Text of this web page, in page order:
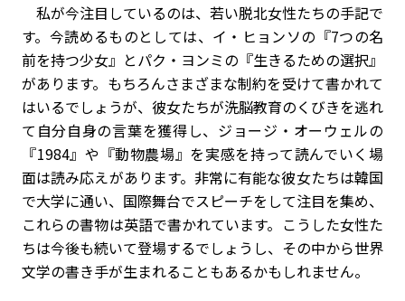
私が今注目しているのは、若い脱北女性たちの手記で
す。今読めるものとしては、イ・ヒョンソの『7つの名
前を持つ少女』とパク・ヨンミの『生きるための選択』
があります。もちろんさまざまな制約を受けて書かれて
はいるでしょうが、彼女たちが洗脳教育のくびきを逃れ
て自分自身の言葉を獲得し、ジョージ・オーウェルの
『1984』や『動物農場』を実感を持って読んでいく場
面は読み応えがあります。非常に有能な彼女たちは韓国
で大学に通い、国際舞台でスピーチをして注目を集め、
これらの書物は英語で書かれています。こうした女性た
ちは今後も続いて登場するでしょうし、その中から世界
文学の書き手が生まれることもあるかもしれません。